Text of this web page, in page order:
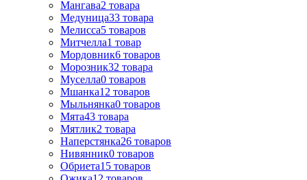
Мангава2 товара
Медуница33 товара
Мелисса5 товаров
Митчелла1 товар
Мордовник6 товаров
Морозник32 товара
Муселла0 товаров
Мшанка12 товаров
Мыльнянка0 товаров
Мята43 товара
Мятлик2 товара
Наперстянка26 товаров
Нивянник0 товаров
Обриета15 товаров